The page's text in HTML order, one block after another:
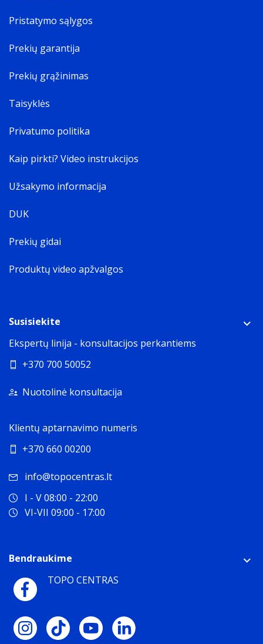
Pristatymo sąlygos
Prekių garantija
Prekių grąžinimas
Taisyklės
Privatumo politika
Kaip pirkti? Video instrukcijos
Užsakymo informacija
DUK
Prekių gidai
Produktų video apžvalgos
Susisiekite
Ekspertų linija - konsultacijos perkantiems
+370 700 50052
Nuotolinė konsultacija
Klientų aptarnavimo numeris
+370 660 00200
info@topocentras.lt
I - V 08:00 - 22:00
VI-VII 09:00 - 17:00
Bendraukime
TOPO CENTRAS